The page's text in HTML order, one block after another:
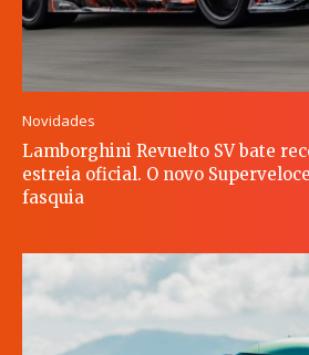
Novidades
Lamborghini Revuelto SV bate
estreia oficial. O novo
fasquia